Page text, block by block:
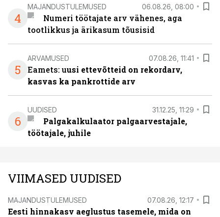
4
MAJANDUSTULEMUSED 06.08.26, 08:00
Numeri töötajate arv vähenes, aga
tootlikkus ja ärikasum tõusisid
5
ARVAMUSED 07.08.26, 11:41
Eamets: uusi ettevõtteid on rekordarv,
kasvas ka pankrottide arv
6
UUDISED 31.12.25, 11:29
Palgakalkulaator palgaarvestajale,
töötajale, juhile
VIIMASED UUDISED
MAJANDUSTULEMUSED 07.08.26, 12:17
Eesti hinnakasv aeglustus tasemele, mida on